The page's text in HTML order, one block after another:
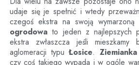
udaje się je spełnić i wtedy
czegoś ekstra na swoją wymarzoną
ogrodowa to jeden z najlepszych
ekstra zwłaszcza jeśli
aglomeracji typuŁosice.
czy coś takiego wypada i w ogóle